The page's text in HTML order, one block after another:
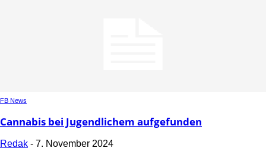
FB News
Cannabis bei Jugendlichem aufgefunden
Redak - 7. November 2024